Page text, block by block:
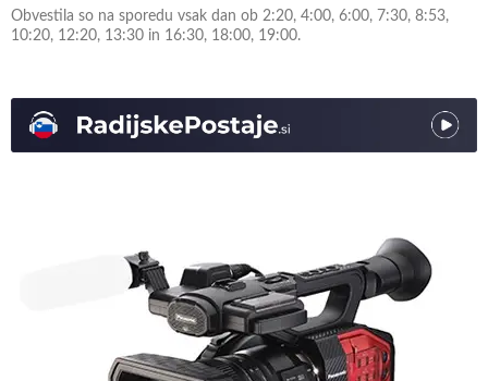
Obvestila so na sporedu vsak dan ob 2:20, 4:00, 6:00, 7:30, 8:53,
10:20, 12:20, 13:30 in 16:30, 18:00, 19:00.